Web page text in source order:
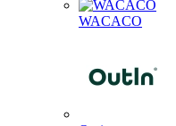
WACACO